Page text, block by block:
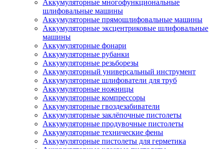
Аккумуляторные многофункциональные
шлифовальные машины
Аккумуляторные прямошлифовальные машины
Аккумуляторные эксцентриковые шлифовальные
машины
Аккумуляторные фонари
Аккумуляторные рубанки
Аккумуляторные резьборезы
Аккумуляторный универсальный инструмент
Аккумуляторные шлифователи для труб
Аккумуляторные ножницы
Аккумуляторные компрессоры
Аккумуляторные гвоздезабиватели
Аккумуляторные заклёпочные пистолеты
Аккумуляторные продувочные пистолеты
Аккумуляторные технические фены
Аккумуляторные пистолеты для герметика